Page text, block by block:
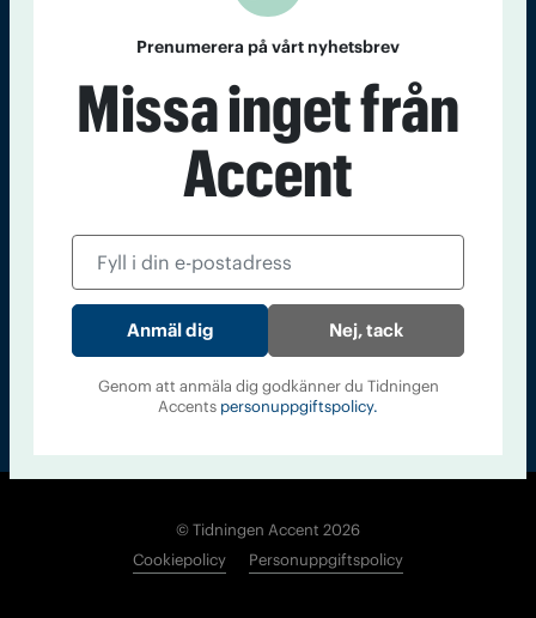
Kontakt Om Tidningen Tidningsarkiv In English
Läs tidigare
Accent
© Tidningen Accent 2026
Cookiepolicy
Personuppgiftspolicy
Prenumerera på vårt nyhetsbrev
Missa inget från
Accent
Nej, tack
Genom att anmäla dig godkänner du Tidningen
Accents personuppgiftspolicy.